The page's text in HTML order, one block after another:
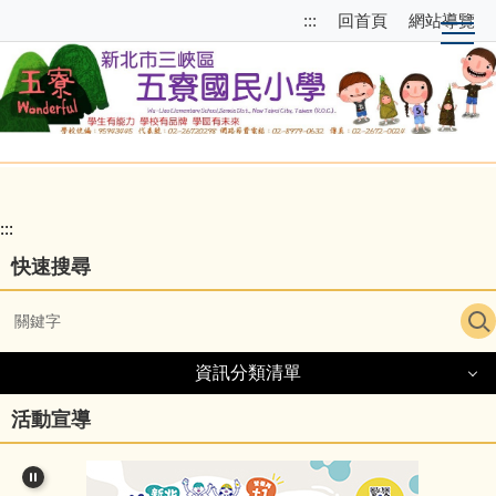
到
主
要
內
容
區
:::
至
方
選
區
回首頁 網站導覽
園
主
選
單
導
:::
快速搜尋
資訊分類清單
資訊分類清單
活動宣導